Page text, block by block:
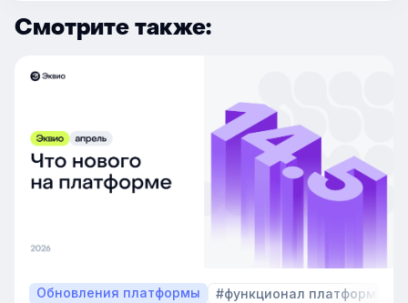
Смотрите также:
Обновления платформы #функционал платформы